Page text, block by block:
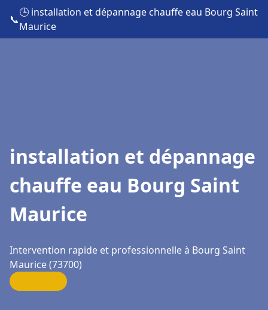
📞
🕒 installation et dépannage chauffe eau Bourg Saint
Maurice
installation et dépannage
chauffe eau Bourg Saint
Maurice
Intervention rapide et professionnelle à Bourg Saint
Maurice (73700)